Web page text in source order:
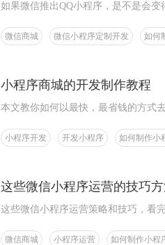
如果微信推出QQ小程序，是不是会变
微信商城 微信小程序定制开发 如何
小程序商城的开发制作教程
本文教你如何以最快，最省钱的方式
小程序开发 开发小程序 如何制作小
这些微信小程序运营的技巧
这些微信小程序运营策略和技巧，看
微信商城 小程序运营 如何制作小程